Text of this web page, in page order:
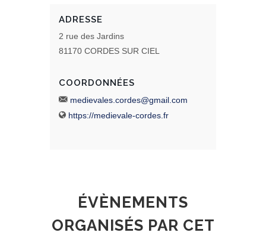
ADRESSE
2 rue des Jardins
81170 CORDES SUR CIEL
COORDONNÉES
medievales.cordes@gmail.com
https://medievale-cordes.fr
ÉVÈNEMENTS
ORGANISÉS PAR CET